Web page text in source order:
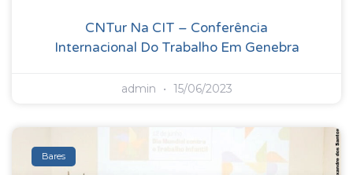
CNTur Na CIT – Conferência
Internacional Do Trabalho Em Genebra
admin 15/06/2023
Bares